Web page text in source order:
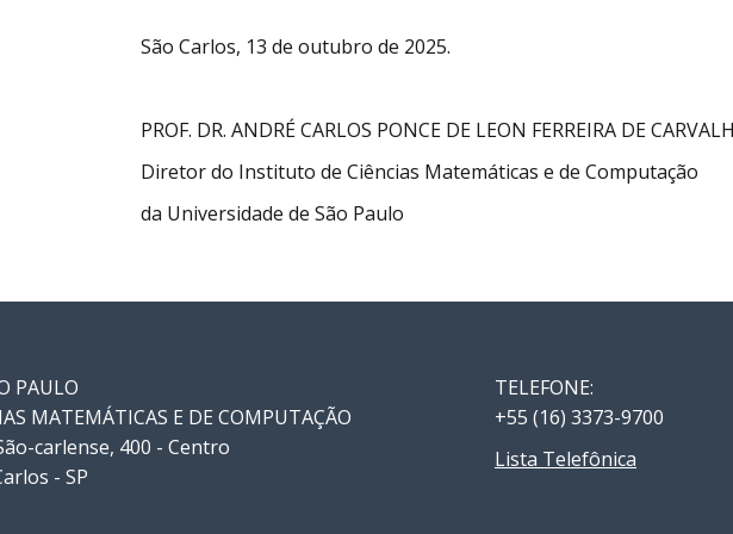
São Carlos, 13 de outubro de 2025.
PROF. DR. ANDRÉ CARLOS PONCE DE LEON FERREIRA DE
Diretor do Instituto de Ciências Matemáticas e de Computação
da Universidade de São Paulo
PAULO
MATEMÁTICAS E DE COMPUTAÇÃO
carlense, 400 - Centro
- SP
TELEFONE:
+55 (16) 3373-9700
Lista Telefônica